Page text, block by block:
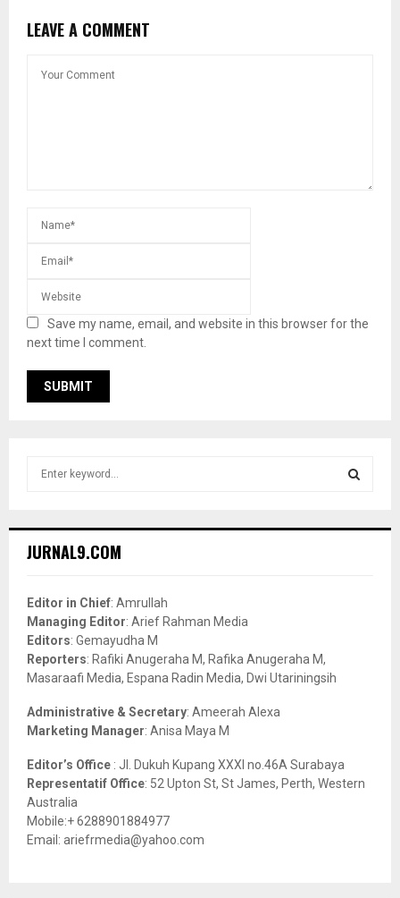
LEAVE A COMMENT
Save my name, email, and website in this browser for the
next time I comment.
h
o
r
:
JURNAL9.COM
Editor in Chief: Amrullah
Managing Editor: Arief Rahman Media
Editors: Gemayudha M
Reporters: Rafiki Anugeraha M, Rafika Anugeraha M,
Masaraafi Media, Espana Radin Media, Dwi Utariningsih
Administrative & Secretary: Ameerah Alexa
Marketing Manager: Anisa Maya M
Editor’s Office : Jl. Dukuh Kupang XXXI no.46A Surabaya
Representatif Office: 52 Upton St, St James, Perth, Western
Australia
Mobile:+ 6288901884977
Email: ariefrmedia@yahoo.com